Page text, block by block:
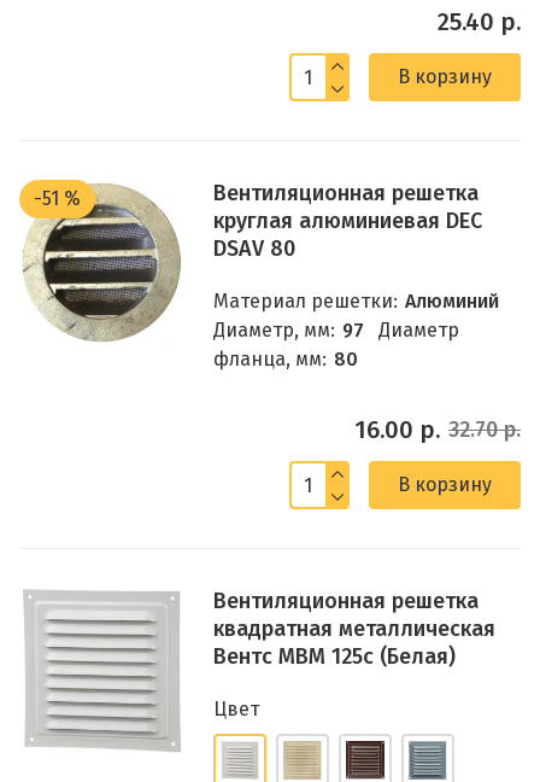
25.40 р.
В корзину
-51 %
Вентиляционная решетка
круглая алюминиевая DEC
DSAV 80
Материал решетки: Алюминий
Диаметр, мм: 97
Диаметр
фланца, мм: 80
16.00 р. 32.70 р.
В корзину
Вентиляционная решетка
квадратная металлическая
Вентс МВМ 125с (Белая)
Цвет